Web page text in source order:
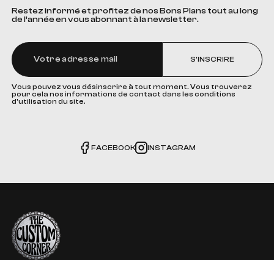
Restez informé et profitez de nos Bons Plans tout au long
de l’année en vous abonnant à la newsletter.
S'INSCRIRE
Vous pouvez vous désinscrire à tout moment. Vous trouverez
pour cela nos informations de contact dans les conditions
d'utilisation du site.
FACEBOOK INSTAGRAM
The Custom Corner